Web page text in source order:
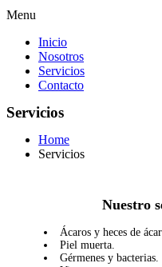
Menu
Inicio
Nosotros
Servicios
Contacto
Servicios
Home
Servicios
Nuestro
Ácaros y heces de
Piel muerta.
Gérmenes y bacterias.